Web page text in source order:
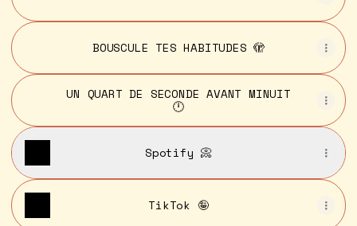
BOUSCULE TES HABITUDES 🫣
UN QUART DE SECONDE AVANT MINUIT
🕛
Spotify 📀
TikTok 🤪